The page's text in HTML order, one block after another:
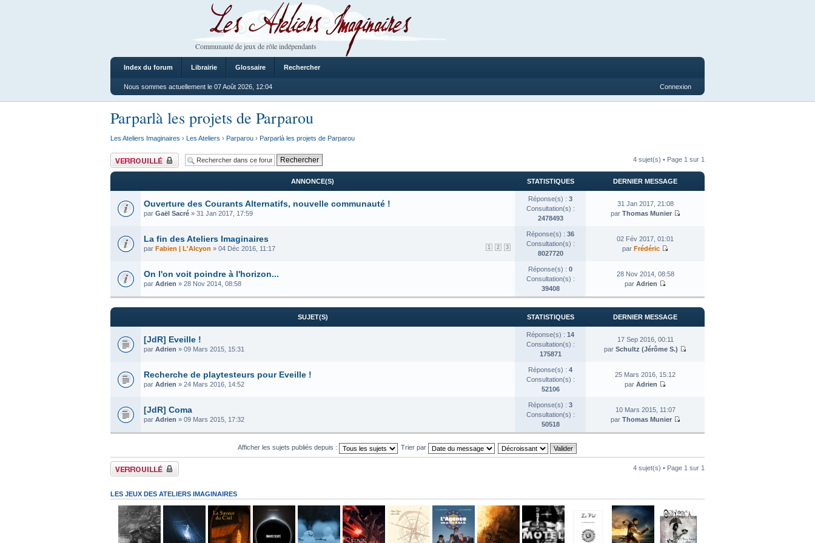
Les Ateliers Imaginaires
Communauté de jeux de rôle indépendants
Index du forum Librairie Glossaire Rechercher
Nous sommes actuellement le 07 Août 2026, 12:04 Connexion
Parparlà les projets de Parparou
Les Ateliers Imaginaires › Les Ateliers › Parparou › Parparlà les projets de Parparou
Forum verrouillé 4 sujet(s) • Page 1 sur 1
ANNONCE(S) STATISTIQUES DERNIER MESSAGE
Ouverture des Courants Alternatifs, nouvelle communauté !
par Gaël Sacré » 31 Jan 2017, 17:59
Réponse(s) : 3
Consultation(s) :
2478493
31 Jan 2017, 21:08
par Thomas Munier
La fin des Ateliers Imaginaires
1 2 3
par Fabien | L'Alcyon » 04 Déc 2016, 11:17
Réponse(s) : 36
Consultation(s) :
8027720
02 Fév 2017, 01:01
par Frédéric
On l'on voit poindre à l'horizon...
par Adrien » 28 Nov 2014, 08:58
Réponse(s) : 0
Consultation(s) :
39408
28 Nov 2014, 08:58
par Adrien
SUJET(S) STATISTIQUES DERNIER MESSAGE
[JdR] Eveille !
par Adrien » 09 Mars 2015, 15:31
Réponse(s) : 14
Consultation(s) :
175871
17 Sep 2016, 00:11
par Schultz (Jérôme S.)
Recherche de playtesteurs pour Eveille !
par Adrien » 24 Mars 2016, 14:52
Réponse(s) : 4
Consultation(s) :
52106
25 Mars 2016, 15:12
par Adrien
[JdR] Coma
par Adrien » 09 Mars 2015, 17:32
Réponse(s) : 3
Consultation(s) :
50518
10 Mars 2015, 11:07
par Thomas Munier
Afficher les sujets publiés depuis : Trier par
Forum verrouillé 4 sujet(s) • Page 1 sur 1
LES JEUX DES ATELIERS IMAGINAIRES